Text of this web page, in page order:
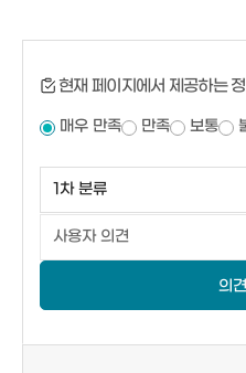
현재 페이지에서 제공하는
매우 만족 만족 보통
의